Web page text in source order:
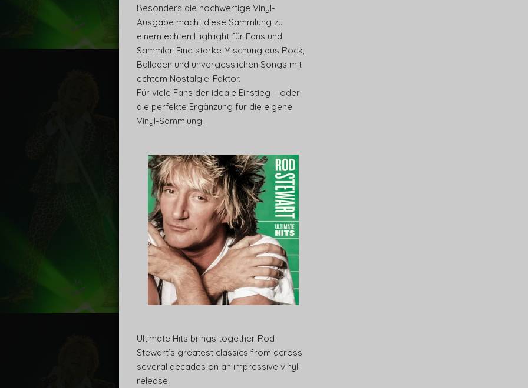
Besonders die hochwertige Vinyl-
Ausgabe macht diese Sammlung zu
einem echten Highlight für Fans und
Sammler. Eine starke Mischung aus Rock,
Balladen und unvergesslichen Songs mit
echtem Nostalgie-Faktor.
Für viele Fans der ideale Einstieg – oder
die perfekte Ergänzung für die eigene
Vinyl-Sammlung.
Ultimate Hits brings together Rod
Stewart’s greatest classics from across
several decades on an impressive vinyl
release.